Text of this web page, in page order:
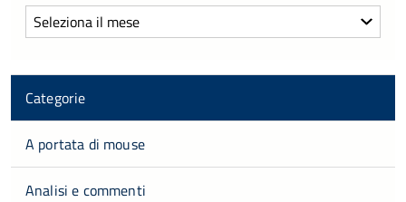
Archivi
Categorie
A portata di mouse
Analisi e commenti